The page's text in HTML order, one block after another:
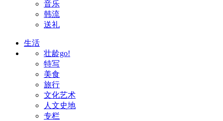
音乐
韩流
送礼
生活
壮龄go!
特写
美食
旅行
文化艺术
人文史地
专栏